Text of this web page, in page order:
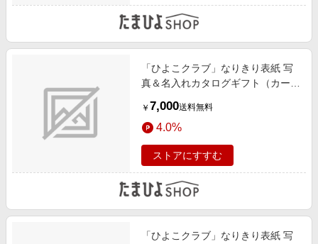
「ひよこクラブ」なりきり表紙 写
真＆名入れカタログギフト（カード
リーアソートメント8個入
￥ 7,000送料無料
4.0%
ストアにすすむ
「ひよこクラブ」なりきり表紙 写